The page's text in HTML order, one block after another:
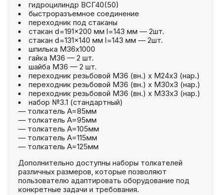
гидроцилиндр ВСГ40(50)
быстроразъемное соединение
переходник под стаканы
стакан d=191×200 мм l=143 мм — 2шт.
стакан d=131×140 мм l=143 мм — 2шт.
шпилька М36х1000
гайка М36 — 2 шт.
шайба М36 — 2 шт.
переходник резьбовой М36 (вн.) х М24х3 (нар.)
переходник резьбовой М36 (вн.) х М30х3 (нар.)
переходник резьбовой М36 (вн.) х М33х3 (нар.)
набор №3.1 (стандартный)
— толкатель A=85мм
— толкатель A=95мм
— толкатель A=105мм
— толкатель A=115мм
— толкатель A=125мм
Дополнительно доступны наборы толкателей
различных размеров, которые позволяют
пользователю адаптировать оборудование под
конкретные задачи и требования.